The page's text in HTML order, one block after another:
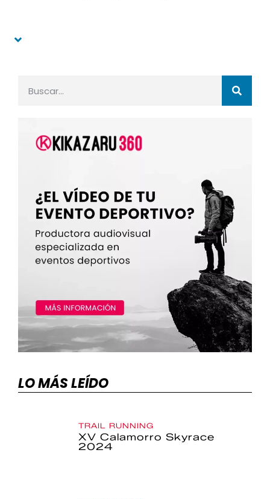
LO MÁS LEÍDO
TRAIL RUNNING
XV Calamorro Skyrace
2024